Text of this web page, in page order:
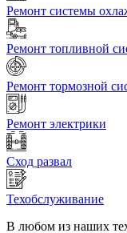
Ремонт системы
Ремонт топливной
Ремонт тормозной
Ремонт электрики
Сход развал
Техобслуживание
В любом из наших